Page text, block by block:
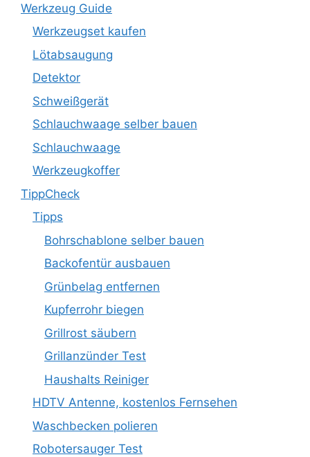
Werkzeug Guide
Werkzeugset kaufen
Lötabsaugung
Detektor
Schweißgerät
Schlauchwaage selber bauen
Schlauchwaage
Werkzeugkoffer
TippCheck
Tipps
Bohrschablone selber bauen
Backofentür ausbauen
Grünbelag entfernen
Kupferrohr biegen
Grillrost säubern
Grillanzünder Test
Haushalts Reiniger
HDTV Antenne, kostenlos Fernsehen
Waschbecken polieren
Robotersauger Test